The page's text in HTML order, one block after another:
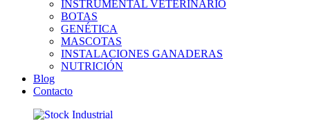
INSTRUMENTAL VETERINARIO
BOTAS
GENÉTICA
MASCOTAS
INSTALACIONES GANADERAS
NUTRICIÓN
Blog
Contacto